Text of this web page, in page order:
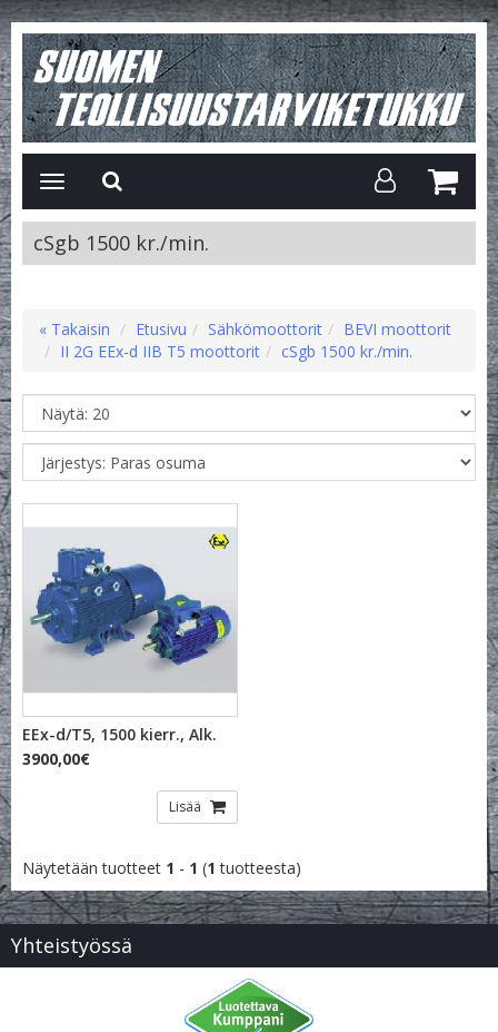
Avaa/Sulje
valikko
cSgb 1500 kr./min.
« Takaisin Etusivu Sähkömoottorit
BEVI moottorit
II 2G EEx-d IIB T5 moottorit
cSgb 1500 kr./min.
EEx-d/T5, 1500 kierr., Alk.
3900,00€
Lisää
Näytetään tuotteet 1 - 1 (1 tuotteesta)
Yhteistyössä